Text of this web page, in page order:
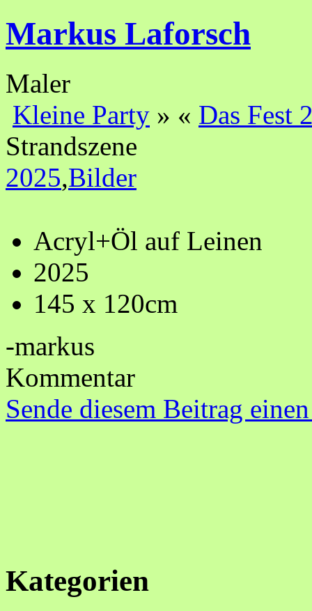
Markus Laforsch
Maler
Kleine Party » « Das Fest
Strandszene
2025,Bilder
Acryl+Öl auf Leinen
2025
145 x 120cm
-markus
Kommentar
Sende diesem Beitrag
Kategorien